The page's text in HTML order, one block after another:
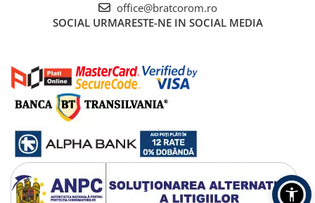
Suruburi, dibluri si accesorii
Aplice si plafoniere
Lustre si pendule
Spoturi
Accesorii corpuri de iluminat
Lampi de veghe copii
Proiectoare
Veioze si lampi
office@bratcorom.ro
SOCIAL URMARESTE-NE IN SOCIAL MEDIA